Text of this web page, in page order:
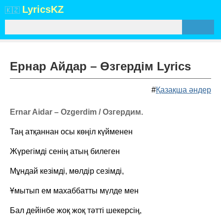
🇰🇿 LyricsKZ
Ернар Айдар – Өзгердім Lyrics
#Қазақша әндер
Ernar Aidar – Ozgerdim / Озгердим.
Таң атқаннан осы көңіл күйменен
Жүрегімді сенің атың билеген
Мұндай кезімді, мөлдір сезімді,
Ұмытып ем махаббатты мүлде мен
Бал дейінбе жоқ жоқ тәтті шекерсің,